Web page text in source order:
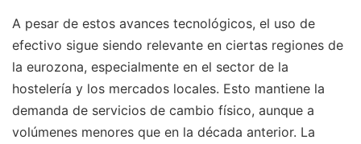
A pesar de estos avances tecnológicos, el uso de
efectivo sigue siendo relevante en ciertas regiones de
la eurozona, especialmente en el sector de la
hostelería y los mercados locales. Esto mantiene la
demanda de servicios de cambio físico, aunque a
volúmenes menores que en la década anterior. La